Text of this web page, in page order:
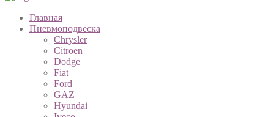
Главная
Пневмоподвеска
Chrysler
Citroen
Dodge
Fiat
Ford
GAZ
Hyundai